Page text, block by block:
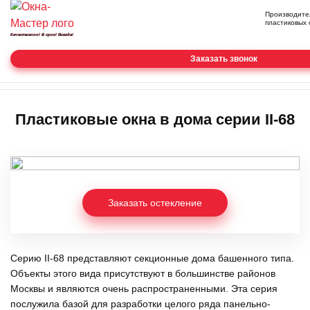
Качественно! В срок! Всегда!
пластиковых
Заказать звонок
Главная
Цены по типам
домов
Пластиковые окна в дома
серии II-68
Пластиковые окна в дома серии II-68
Заказать остекление
Серию II-68 представляют секционные дома башенного типа.
Объекты этого вида присутствуют в большинстве районов
Москвы и являются очень распространенными. Эта серия
послужила базой для разработки целого ряда панельно-